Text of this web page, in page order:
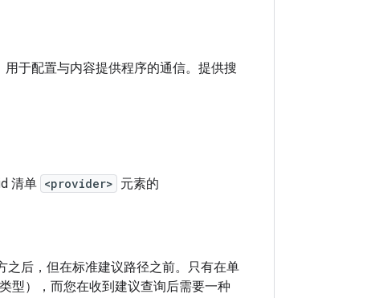
于配置与内容提供程序的通信。提供搜
清单 <provider> 元素的
之后，但在标准建议路径之前。只有在单
型），而您在收到建议查询后需要一种